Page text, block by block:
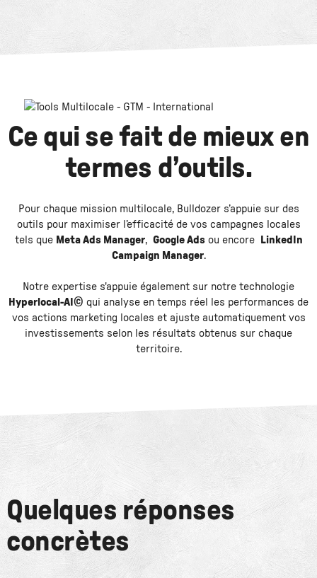
Ce qui se fait de mieux en
termes d’outils.
Pour chaque mission multilocale, Bulldozer s’appuie sur des
outils pour maximiser l’efficacité de vos campagnes locales
tels que Meta Ads Manager, Google Adsou encore LinkedIn
Campaign Manager.
Notre expertise s'appuie également sur notre technologie
Hyperlocal-AI© qui analyse en temps réel les performances de
vos actions marketing locales et ajuste automatiquement vos
investissements selon les résultats obtenus sur chaque
territoire.
Quelques réponses
concrètes